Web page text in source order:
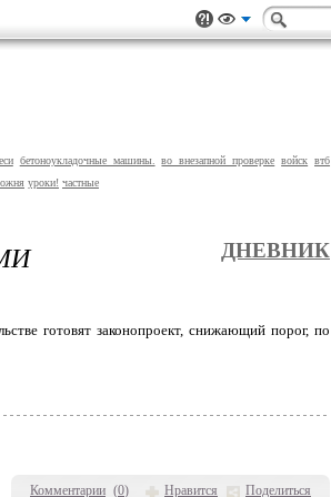
бетоноукладочные машины. во внезапной проверке войск втб
уроки! частные
Комментарии (0) Нравится Поделиться
ДНЕВНИК
готовят законопроект, снижающий порог, по